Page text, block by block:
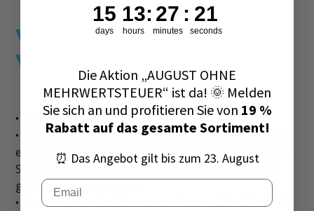
Wachs der glänzenden
Wartung
• Schütteln Sie vor Gebrauch;
• Tragen Sie REFIX LUCIDO in kleinen Mengen auf
ein weiches Tuch auf und verteilen Sie eine dünne
Schicht mit Streuvlies, wobei Sie die Oberfläche
gleichmäßig benetzen.
• Treten Sie beim Trocknen nicht auf das Produkt.
Countdown ends in:
15
15
days
13
13
hours
: 27
27
minutes
: 20
20
seconds
Die Aktion „AUGUST OHNE
MEHRWERTSTEUER“ ist da! 🌞 Melden
Sie sich an und profitieren Sie von 19 %
Rabatt auf das gesamte Sortiment!
⏰ Das Angebot gilt bis zum 23. August
Email